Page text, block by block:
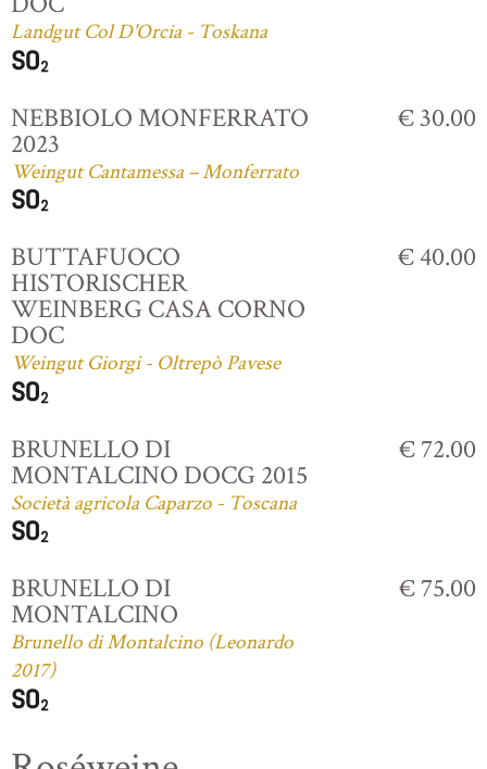
Landgut Col D'Orcia - Toskana
NEBBIOLO MONFERRATO
2023
Weingut Cantamessa – Monferrato
€ 30.00
BUTTAFUOCO
HISTORISCHER
WEINBERG CASA CORNO
DOC
Weingut Giorgi - Oltrepò Pavese
€ 40.00
BRUNELLO DI
MONTALCINO DOCG 2015
Società agricola Caparzo - Toscana
€ 72.00
BRUNELLO DI
MONTALCINO
Brunello di Montalcino (Leonardo
2017)
€ 75.00